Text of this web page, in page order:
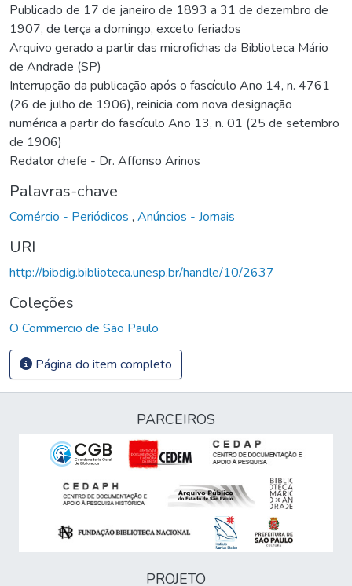
Publicado de 17 de janeiro de 1893 a 31 de dezembro de
1907, de terça a domingo, exceto feriados
Arquivo gerado a partir das microfichas da Biblioteca Mário
de Andrade (SP)
Interrupção da publicação após o fascículo Ano 14, n. 4761
(26 de julho de 1906), reinicia com nova designação
numérica a partir do fascículo Ano 13, n. 01 (25 de setembro
de 1906)
Redator chefe - Dr. Affonso Arinos
Palavras-chave
Comércio - Periódicos , Anúncios - Jornais
URI
http://bibdig.biblioteca.unesp.br/handle/10/2637
Coleções
O Commercio de São Paulo
Página do item completo
PARCEIROS
PROJETO